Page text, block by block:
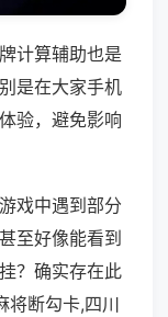
计算辅助也是
是在大家手机
验，避免影响
戏中遇到部分
至好像能看到
？确实存在此
将断勾卡,四川